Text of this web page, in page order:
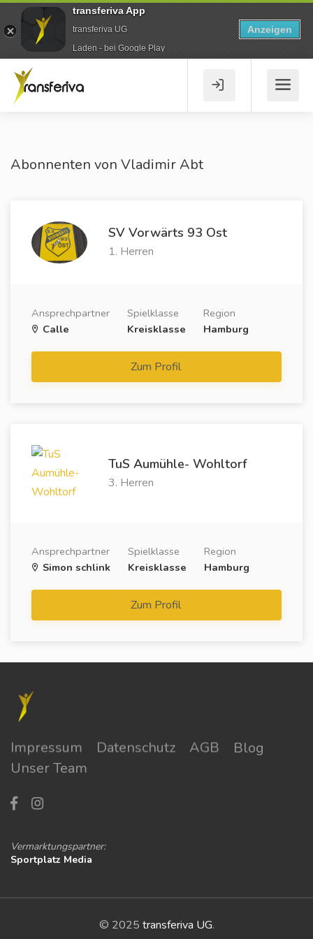
Abonnenten von Vladimir Abt
SV Vorwärts 93 Ost
1. Herren
Ansprechpartner
Calle
Spielklasse
Kreisklasse
Region
Hamburg
Zum Profil
TuS Aumühle- Wohltorf
3. Herren
Ansprechpartner
Simon schlink
Spielklasse
Kreisklasse
Region
Hamburg
Zum Profil
Impressum Datenschutz AGB
Blog
Unser Team
Vermarktungspartner:
Sportplatz Media
© 2025 transferiva UG.
transferiva App
transferiva UG
Laden - bei Google Play
Anzeigen